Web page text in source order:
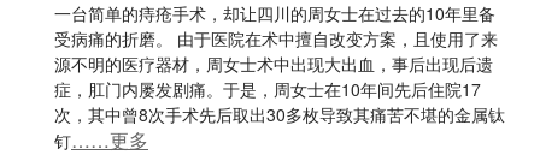
一台简单的痔疮手术，却让四川的周女士在过去的10年里备
受病痛的折磨。 由于医院在术中擅自改变方案，且使用了来
源不明的医疗器材，周女士术中出现大出血，事后出现后遗
症，肛门内屡发剧痛。于是，周女士在10年间先后住院17
次，其中曾8次手术先后取出30多枚导致其痛苦不堪的金属钛
钉……更多